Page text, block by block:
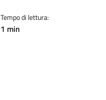
Tempo di lettura:
1 min